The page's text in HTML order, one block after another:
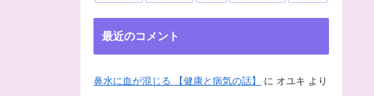
最近のコメント
鼻水に血が混じる 【健康と病気の話】 に オユキ より